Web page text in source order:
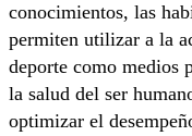
conocimientos, las
permiten utilizar a la
deporte como medios
la salud del ser
optimizar el